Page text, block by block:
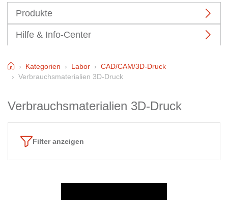
Produkte
Hilfe & Info-Center
HomeKategorien Labor
CAD/CAM/3D-Druck
Verbrauchsmaterialien 3D-Druck
Verbrauchsmaterialien 3D-Druck
Filter anzeigen